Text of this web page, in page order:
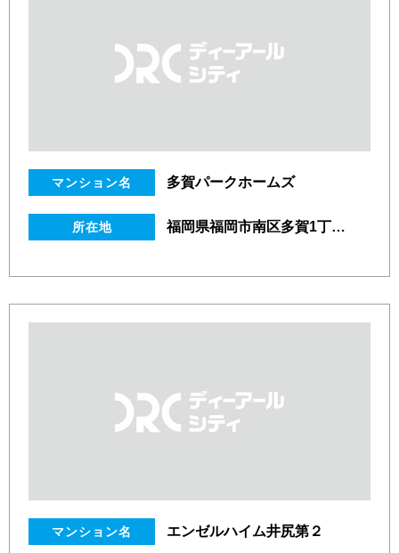
マンション名 多賀パークホームズ
所在地 福岡県福岡市南区多賀1丁目18番26号
マンション名 エンゼルハイム井尻第２